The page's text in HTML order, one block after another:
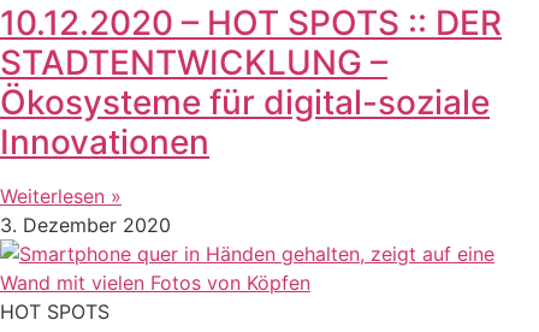
10.12.2020 – HOT SPOTS :: DER
STADTENTWICKLUNG –
Ökosysteme für digital-soziale
Innovationen
Weiterlesen »
3. Dezember 2020
HOT SPOTS